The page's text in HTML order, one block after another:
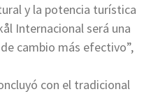
y la potencia turística
Internacional será una
cambio más efectivo”,
con el tradicional